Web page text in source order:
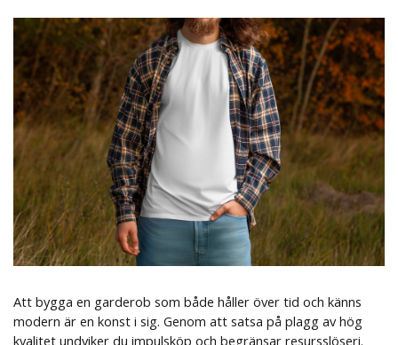
Att bygga en garderob som både håller över tid och känns
modern är en konst i sig. Genom att satsa på plagg av hög
kvalitet undviker du impulsköp och begränsar resursslöseri.